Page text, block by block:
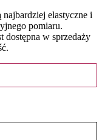
elastyczne i
pomiaru.
dostępna w sprzedaży